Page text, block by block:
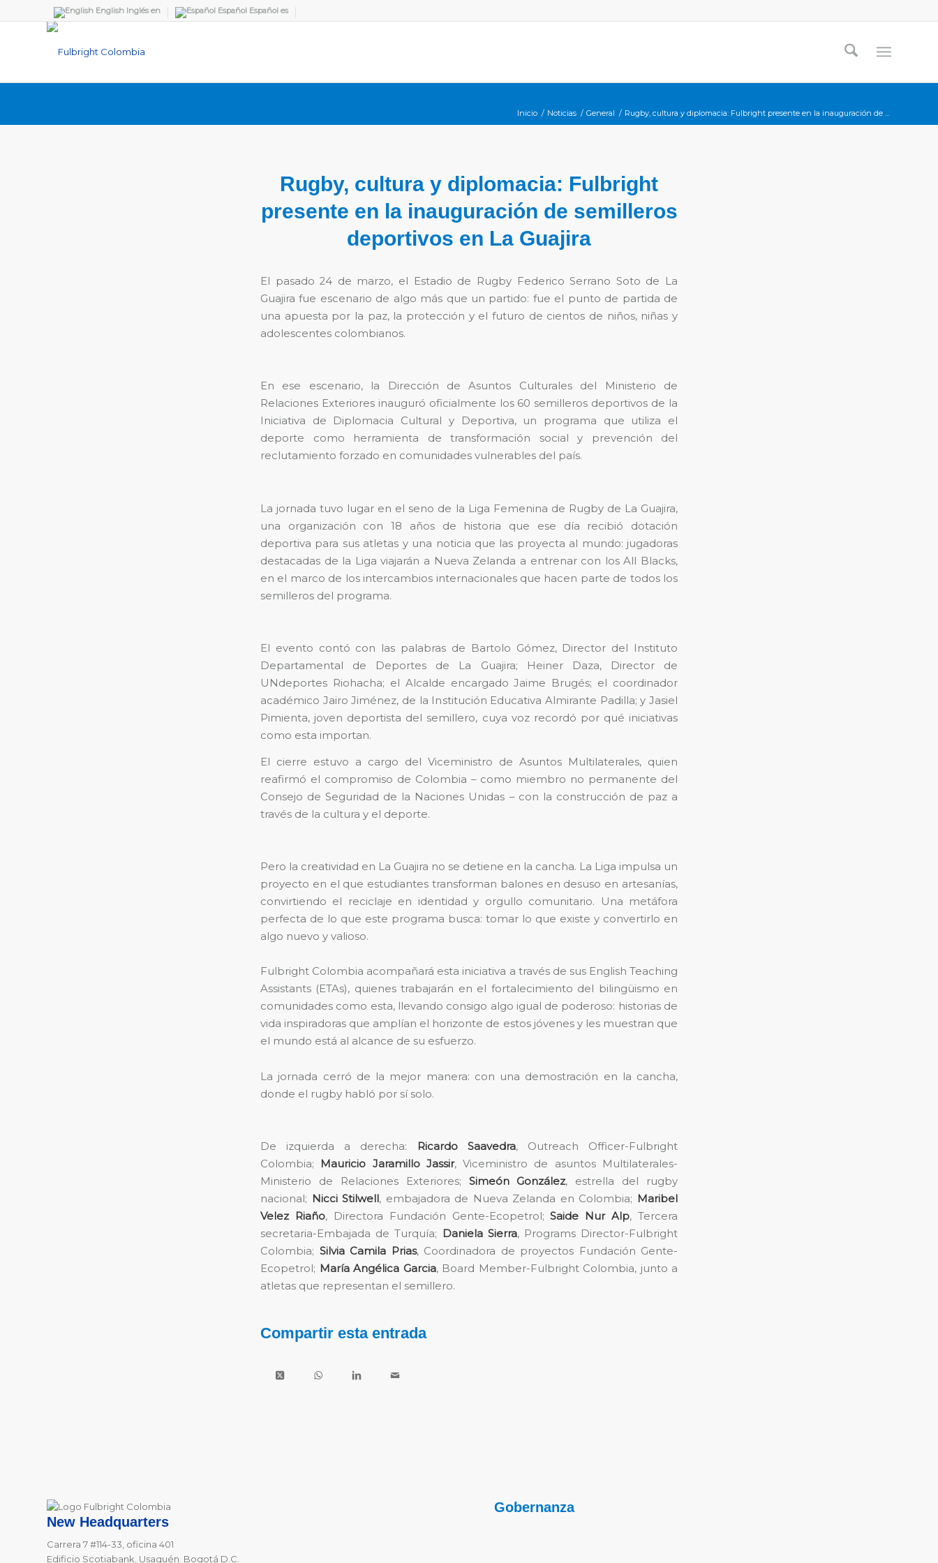
English Inglés en Español Español es
Inicio / Noticias / General / Rugby, cultura y diplomacia: Fulbright presente en la inauguración de ...
Rugby, cultura y diplomacia: Fulbright
presente en la inauguración de semilleros
deportivos en La Guajira
El pasado 24 de marzo, el Estadio de Rugby Federico Serrano Soto de La
Guajira fue escenario de algo más que un partido: fue el punto de partida de
una apuesta por la paz, la protección y el futuro de cientos de niños, niñas y
adolescentes colombianos.
En ese escenario, la Dirección de Asuntos Culturales del Ministerio de
Relaciones Exteriores inauguró oficialmente los 60 semilleros deportivos de la
Iniciativa de Diplomacia Cultural y Deportiva, un programa que utiliza el
deporte como herramienta de transformación social y prevención del
reclutamiento forzado en comunidades vulnerables del país.
La jornada tuvo lugar en el seno de la Liga Femenina de Rugby de La Guajira,
una organización con 18 años de historia que ese día recibió dotación
deportiva para sus atletas y una noticia que las proyecta al mundo: jugadoras
destacadas de la Liga viajarán a Nueva Zelanda a entrenar con los All Blacks,
en el marco de los intercambios internacionales que hacen parte de todos los
semilleros del programa.
El evento contó con las palabras de Bartolo Gómez, Director del Instituto
Departamental de Deportes de La Guajira; Heiner Daza, Director de
UNdeportes Riohacha; el Alcalde encargado Jaime Brugés; el coordinador
académico Jairo Jiménez, de la Institución Educativa Almirante Padilla; y Jasiel
Pimienta, joven deportista del semillero, cuya voz recordó por qué iniciativas
como esta importan.
El cierre estuvo a cargo del Viceministro de Asuntos Multilaterales, quien
reafirmó el compromiso de Colombia – como miembro no permanente del
Consejo de Seguridad de la Naciones Unidas – con la construcción de paz a
través de la cultura y el deporte.
Pero la creatividad en La Guajira no se detiene en la cancha. La Liga impulsa un
proyecto en el que estudiantes transforman balones en desuso en artesanías,
convirtiendo el reciclaje en identidad y orgullo comunitario. Una metáfora
perfecta de lo que este programa busca: tomar lo que existe y convertirlo en
algo nuevo y valioso.
Fulbright Colombia acompañará esta iniciativa a través de sus English Teaching
Assistants (ETAs), quienes trabajarán en el fortalecimiento del bilingüismo en
comunidades como esta, llevando consigo algo igual de poderoso: historias de
vida inspiradoras que amplían el horizonte de estos jóvenes y les muestran que
el mundo está al alcance de su esfuerzo.
La jornada cerró de la mejor manera: con una demostración en la cancha,
donde el rugby habló por sí solo.
De izquierda a derecha: Ricardo Saavedra, Outreach Officer-Fulbright
Colombia; Mauricio Jaramillo Jassir, Viceministro de asuntos Multilaterales-
Ministerio de Relaciones Exteriores; Simeón González, estrella del rugby
nacional; Nicci Stilwell, embajadora de Nueva Zelanda en Colombia; Maribel
Velez Riaño, Directora Fundación Gente-Ecopetrol;Saide Nur Alp, Tercera
secretaria-Embajada de Turquía;
Daniela Sierra, Programs Director-Fulbright
Colombia; Silvia Camila Prias, Coordinadora de proyectos Fundación Gente-
Ecopetrol; María Angélica Garcia, Board Member-Fulbright Colombia, junto a
atletas que representan el semillero.
Compartir esta entrada
New Headquarters
Carrera 7 #114-33, oficina 401
Edificio Scotiabank, Usaquén. Bogotá D.C.
Gobernanza